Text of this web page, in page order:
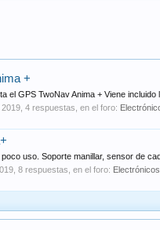
+
el GPS TwoNav Anima + Viene
, 4 respuestas, en el foro:
uso. Soporte manillar, sensor de
, 8 respuestas, en el foro: Electrónicos